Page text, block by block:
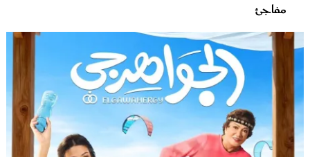
مفاجئ